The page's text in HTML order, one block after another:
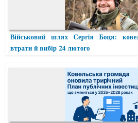
Військовий шлях Сергія Боця:
втрати й вибір 24 лютого